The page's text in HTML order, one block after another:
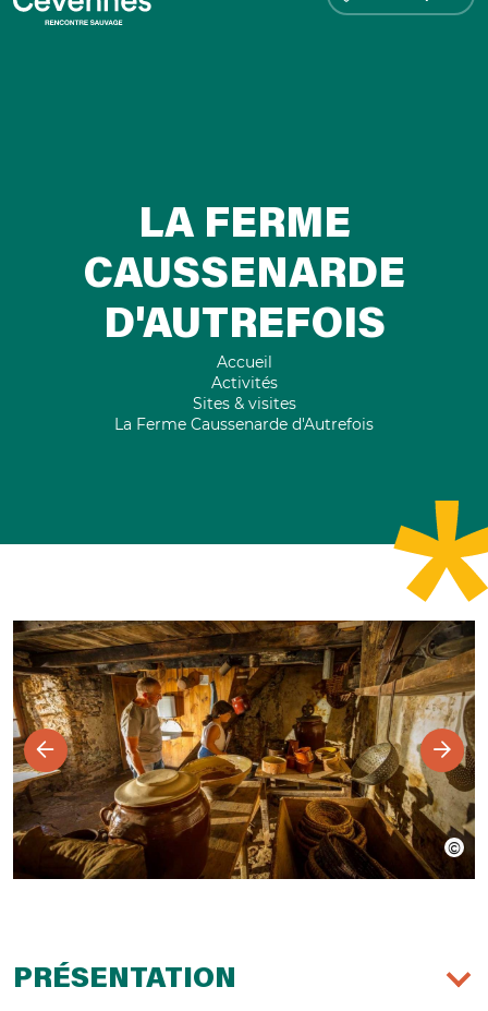
LA FERME
CAUSSENARDE
D'AUTREFOIS
Accueil
Activités
Sites & visites
La Ferme Caussenarde d'Autrefois
PRÉSENTATION